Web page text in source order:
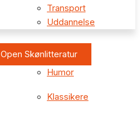
Transport
Uddannelse
Open Skønlitteratur
Humor
Klassikere